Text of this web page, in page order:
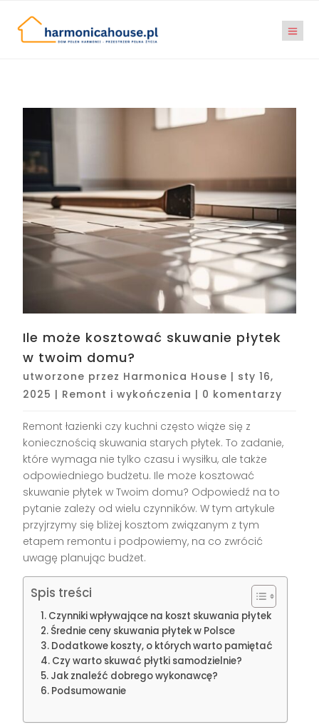
Ile może kosztować skuwanie płytek
w twoim domu?
utworzone przez Harmonica House | sty 16,
2025 | Remont i wykończenia | 0 komentarzy
Remont łazienki czy kuchni często wiąże się z
koniecznością skuwania starych płytek. To zadanie,
które wymaga nie tylko czasu i wysiłku, ale także
odpowiedniego budżetu. Ile może kosztować
skuwanie płytek w Twoim domu? Odpowiedź na to
pytanie zależy od wielu czynników. W tym artykule
przyjrzymy się bliżej kosztom związanym z tym
etapem remontu i podpowiemy, na co zwrócić
uwagę planując budżet.
Spis treści
Czynniki wpływające na koszt skuwania płytek
Średnie ceny skuwania płytek w Polsce
Dodatkowe koszty, o których warto pamiętać
Czy warto skuwać płytki samodzielnie?
Jak znaleźć dobrego wykonawcę?
Podsumowanie